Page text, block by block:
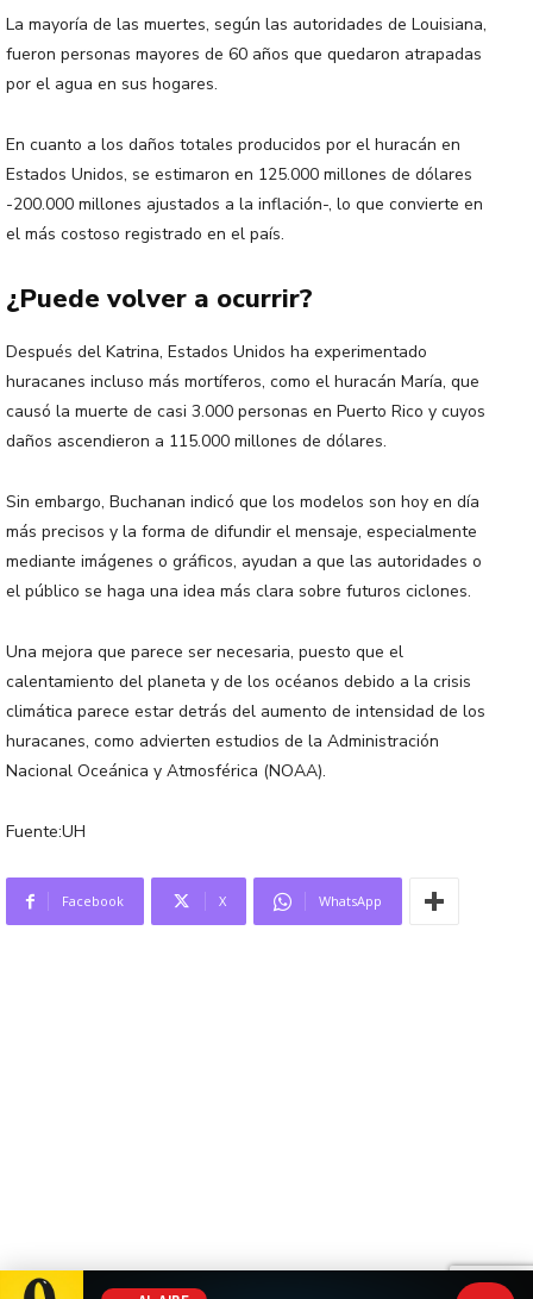
La mayoría de las muertes, según las autoridades de Louisiana,
fueron personas mayores de 60 años que quedaron atrapadas
por el agua en sus hogares.
En cuanto a los daños totales producidos por el huracán en
Estados Unidos, se estimaron en 125.000 millones de dólares
-200.000 millones ajustados a la inflación-, lo que convierte en
el más costoso registrado en el país.
¿Puede volver a ocurrir?
Después del Katrina, Estados Unidos ha experimentado
huracanes incluso más mortíferos, como el huracán María, que
causó la muerte de casi 3.000 personas en Puerto Rico y cuyos
daños ascendieron a 115.000 millones de dólares.
Sin embargo, Buchanan indicó que los modelos son hoy en día
más precisos y la forma de difundir el mensaje, especialmente
mediante imágenes o gráficos, ayudan a que las autoridades o
el público se haga una idea más clara sobre futuros ciclones.
Una mejora que parece ser necesaria, puesto que el
calentamiento del planeta y de los océanos debido a la crisis
climática parece estar detrás del aumento de intensidad de los
huracanes, como advierten estudios de la Administración
Nacional Oceánica y Atmosférica (NOAA).
Fuente:UH
Facebook X WhatsApp